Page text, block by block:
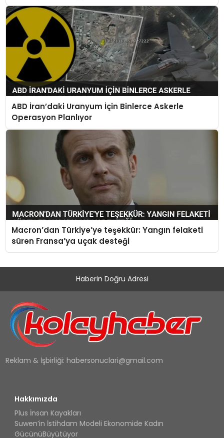
ABD İran’daki Uranyum İçin Binlerce Askerle
Operasyon Planlıyor
Macron’dan Türkiye’ye teşekkür: Yangın felaketi
süren Fransa’ya uçak desteği
Haberin Doğru Adresi
Reklam & İşbirliği: habersonuclari@gmail.com
Hakkımızda
Plus İnsan Kayakları
Suwen’in İstihdam Modeli Ekonomide Kadın
GücünüBüyütüyor